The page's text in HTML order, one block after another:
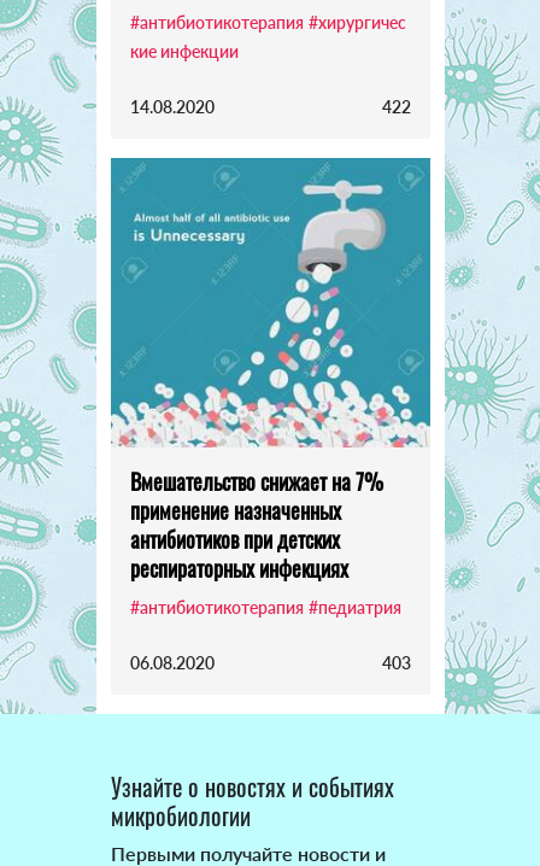
#антибиотикотерапия #хирургичес
кие инфекции
14.08.2020 422
Вмешательство снижает на 7%
применение назначенных
антибиотиков при детских
респираторных инфекциях
#антибиотикотерапия #педиатрия
06.08.2020 403
Узнайте о новостях и событиях
микробиологии
Первыми получайте новости и